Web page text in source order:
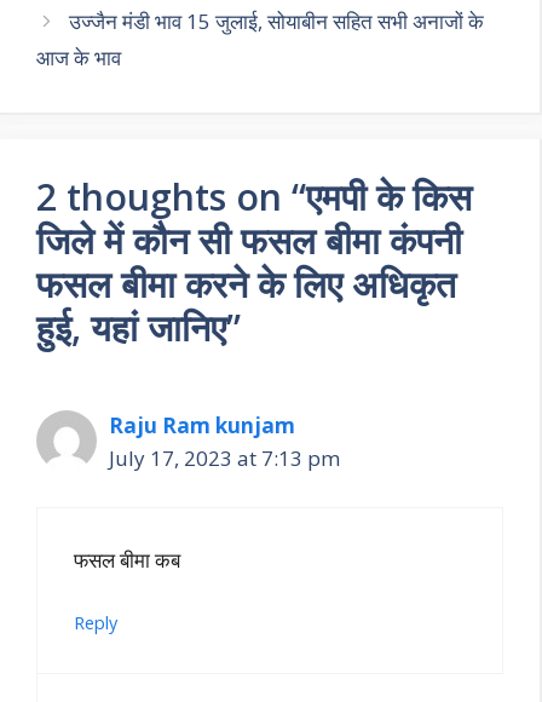
उज्जैन मंडी भाव 15 जुलाई, सोयाबीन सहित सभी अनाजों के
आज के भाव
2 thoughts on “एमपी के किस
जिले में कौन सी फसल बीमा कंपनी
फसल बीमा करने के लिए अधिकृत
हुई, यहां जानिए”
Raju Ram kunjam
July 17, 2023 at 7:13 pm
फसल बीमा कब
Reply